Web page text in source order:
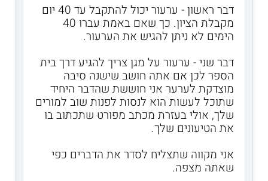
דבר ראשון - ערעור יכול להתקבל עד 40 יום
מקבלת הציון. כך שאם באמת עברו 40
הימים לא ניתן להגיש את הערעור.
דבר שני - ערעור על מגן צריך להגיע דרך בית
הספר לכן אם אתה חושב שישנה סיבה
מוצדקת לערער אני חוששת שהדבר היחיד
שתוכל לעשות הוא לנסות לפנות שוב למורים
שלך, אולי בעזרת מכתב מפורט שתכתוב בו
את הטיעונים שלך.
אני מקווה שתצליח לסדר את הדברים כפי
שאתה מצפה.